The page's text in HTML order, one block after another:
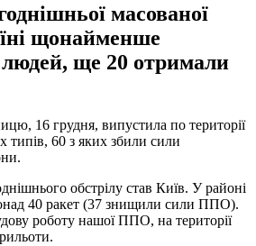
масованої
щонайменше
людей, ще 20 отримали
16 грудня, випустила по території
типів, 60 з яких збили сили
обстрілу став Київ. У районі
40 ракет (37 знищили сили ППО).
роботу нашої ППО, на території